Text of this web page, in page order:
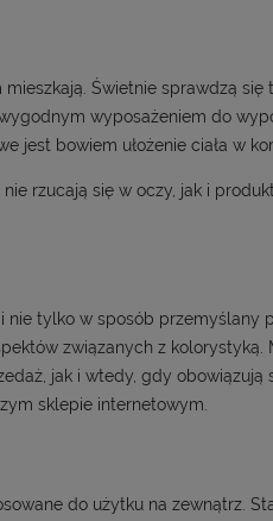
Świetnie sprawdzą się
wyposażeniem do
jest bowiem ułożenie ciała w
rzucają się w oczy, jak i
tylko w sposób przemyślany
związanych z kolorystyką.
jak i wtedy, gdy obowiązują
sklepie internetowym.
do użytku na zewnątrz.